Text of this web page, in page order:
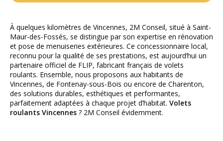
À quelques kilomètres de Vincennes, 2M Conseil, situé à Saint-
Maur-des-Fossés, se distingue par son expertise en rénovation
et pose de menuiseries extérieures. Ce concessionnaire local,
reconnu pour la qualité de ses prestations, est aujourd’hui un
partenaire officiel de FLIP, fabricant français de volets
roulants. Ensemble, nous proposons aux habitants de
Vincennes, de Fontenay-sous-Bois ou encore de Charenton,
des solutions durables, esthétiques et performantes,
parfaitement adaptées à chaque projet d’habitat. Volets
roulants Vincennes ? 2M Conseil évidemment.